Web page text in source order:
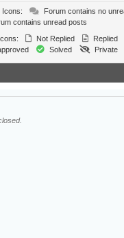
Icons:
Forum contains no
contains unread posts
Not Replied
Replied
Solved Private